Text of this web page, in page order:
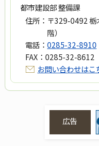
都市建設部 整備課
住所： 〒329-0492 栃
階）
電話： 0285-32-8910
FAX： 0285-32-8612
お問い合わせはこ
広告